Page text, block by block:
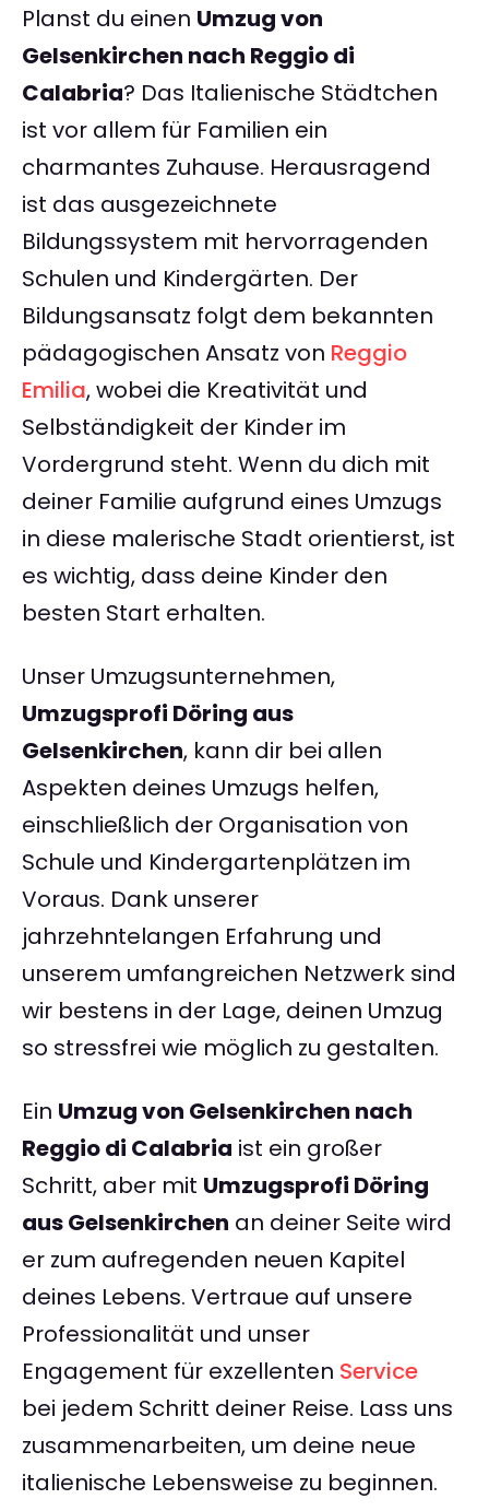
Planst du einen Umzug von
Gelsenkirchen nach Reggio di
Calabria? Das Italienische Städtchen
ist vor allem für Familien ein
charmantes Zuhause. Herausragend
ist das ausgezeichnete
Bildungssystem mit hervorragenden
Schulen und Kindergärten. Der
Bildungsansatz folgt dem bekannten
pädagogischen Ansatz von Reggio
Emilia, wobei die Kreativität und
Selbständigkeit der Kinder im
Vordergrund steht. Wenn du dich mit
deiner Familie aufgrund eines Umzugs
in diese malerische Stadt orientierst, ist
es wichtig, dass deine Kinder den
besten Start erhalten.
Unser Umzugsunternehmen,
Umzugsprofi Döring aus
Gelsenkirchen, kann dir bei allen
Aspekten deines Umzugs helfen,
einschließlich der Organisation von
Schule und Kindergartenplätzen im
Voraus. Dank unserer
jahrzehntelangen Erfahrung und
unserem umfangreichen Netzwerk sind
wir bestens in der Lage, deinen Umzug
so stressfrei wie möglich zu gestalten.
Ein Umzug von Gelsenkirchen nach
Reggio di Calabria ist ein großer
Schritt, aber mit Umzugsprofi Döring
aus Gelsenkirchen an deiner Seite wird
er zum aufregenden neuen Kapitel
deines Lebens. Vertraue auf unsere
Professionalität und unser
Engagement für exzellenten Service
bei jedem Schritt deiner Reise. Lass uns
zusammenarbeiten, um deine neue
italienische Lebensweise zu beginnen.